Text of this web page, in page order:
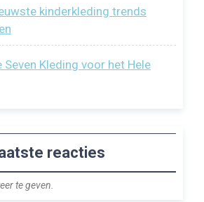
kinderkleding trends
Seven Kleding voor het Hele
reacties
te geven.